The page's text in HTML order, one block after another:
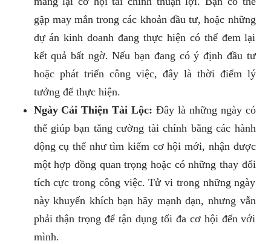
gặp may mắn trong các khoản đầu tư, hoặc những
dự án kinh doanh đang thực hiện có thể đem lại
kết quả bất ngờ. Nếu bạn đang có ý định đầu tư
hoặc phát triển công việc, đây là thời điểm lý
tưởng để thực hiện.
Ngày Cải Thiện Tài Lộc: Đây là những ngày có
thể giúp bạn tăng cường tài chính bằng các hành
động cụ thể như tìm kiếm cơ hội mới, nhận được
một hợp đồng quan trọng hoặc có những thay đổi
tích cực trong công việc. Tử vi trong những ngày
này khuyến khích bạn hãy mạnh dạn, nhưng vẫn
phải thận trọng để tận dụng tối đa cơ hội đến với
mình.